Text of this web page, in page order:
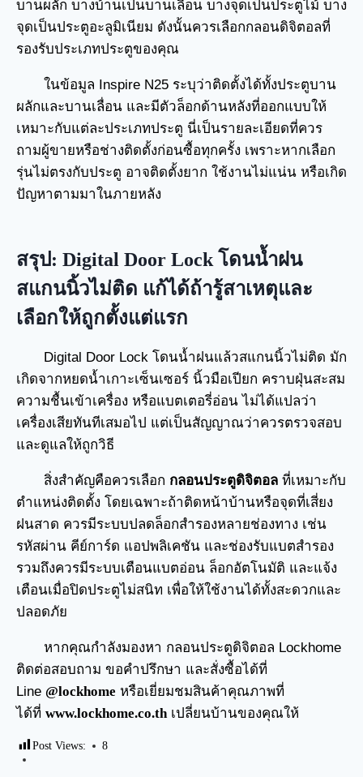
บานผลัก บางบ้านเป็นบานเลื่อน บางจุดเป็นประตูไม้ บาง
จุดเป็นประตูอะลูมิเนียม ดังนั้นควรเลือกกลอนดิจิตอลที่
รองรับประเภทประตูของคุณ
ในข้อมูล Inspire N25 ระบุว่าติดตั้งได้ทั้งประตูบาน
ผลักและบานเลื่อน และมีตัวล็อกด้านหลังที่ออกแบบให้
เหมาะกับแต่ละประเภทประตู นี่เป็นรายละเอียดที่ควร
ถามผู้ขายหรือช่างติดตั้งก่อนซื้อทุกครั้ง เพราะหากเลือก
รุ่นไม่ตรงกับประตู อาจติดตั้งยาก ใช้งานไม่แน่น หรือเกิด
ปัญหาตามมาในภายหลัง
สรุป: Digital Door Lock โดนน้ำฝน
สแกนนิ้วไม่ติด แก้ได้ถ้ารู้สาเหตุและ
เลือกให้ถูกตั้งแต่แรก
Digital Door Lock โดนน้ำฝนแล้วสแกนนิ้วไม่ติด มัก
เกิดจากหยดน้ำเกาะเซ็นเซอร์ นิ้วมือเปียก คราบฝุ่นสะสม
ความชื้นเข้าเครื่อง หรือแบตเตอรี่อ่อน ไม่ได้แปลว่า
เครื่องเสียทันทีเสมอไป แต่เป็นสัญญาณว่าควรตรวจสอบ
และดูแลให้ถูกวิธี
สิ่งสำคัญคือควรเลือก กลอนประตูดิจิตอล ที่เหมาะกับ
ตำแหน่งติดตั้ง โดยเฉพาะถ้าติดหน้าบ้านหรือจุดที่เสี่ยง
ฝนสาด ควรมีระบบปลดล็อกสำรองหลายช่องทาง เช่น
รหัสผ่าน คีย์การ์ด แอปพลิเคชัน และช่องรับแบตสำรอง
รวมถึงควรมีระบบเตือนแบตอ่อน ล็อกอัตโนมัติ และแจ้ง
เตือนเมื่อปิดประตูไม่สนิท เพื่อให้ใช้งานได้ทั้งสะดวกและ
ปลอดภัย
หากคุณกำลังมองหา กลอนประตูดิจิตอล Lockhome
ติดต่อสอบถาม ขอคำปรึกษา และสั่งซื้อได้ที่
Line @lockhome หรือเยี่ยมชมสินค้าคุณภาพที่
ได้ที่ www.lockhome.co.th เปลี่ยนบ้านของคุณให้
Post Views: 8